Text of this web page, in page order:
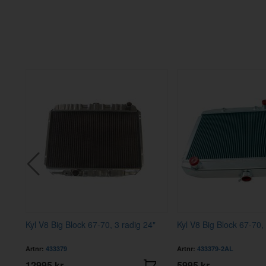
Kyl V8 Big Block 67-70, 3 radig 24"
Artnr:433379
Kyl V8 Big Block 67-
Artnr: 433379-2AL